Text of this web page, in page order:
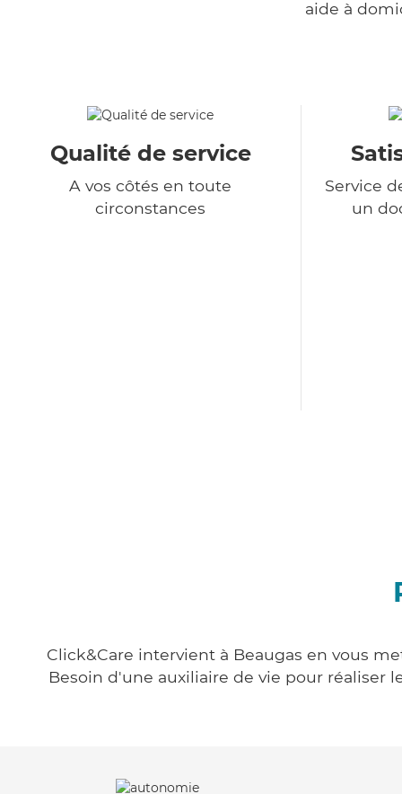
aide à
Qualité de service
A vos côtés en toute
circonstances
Service
un
Click&Care intervient à Beaugas en vous
Besoin d'une auxiliaire de vie pour réaliser